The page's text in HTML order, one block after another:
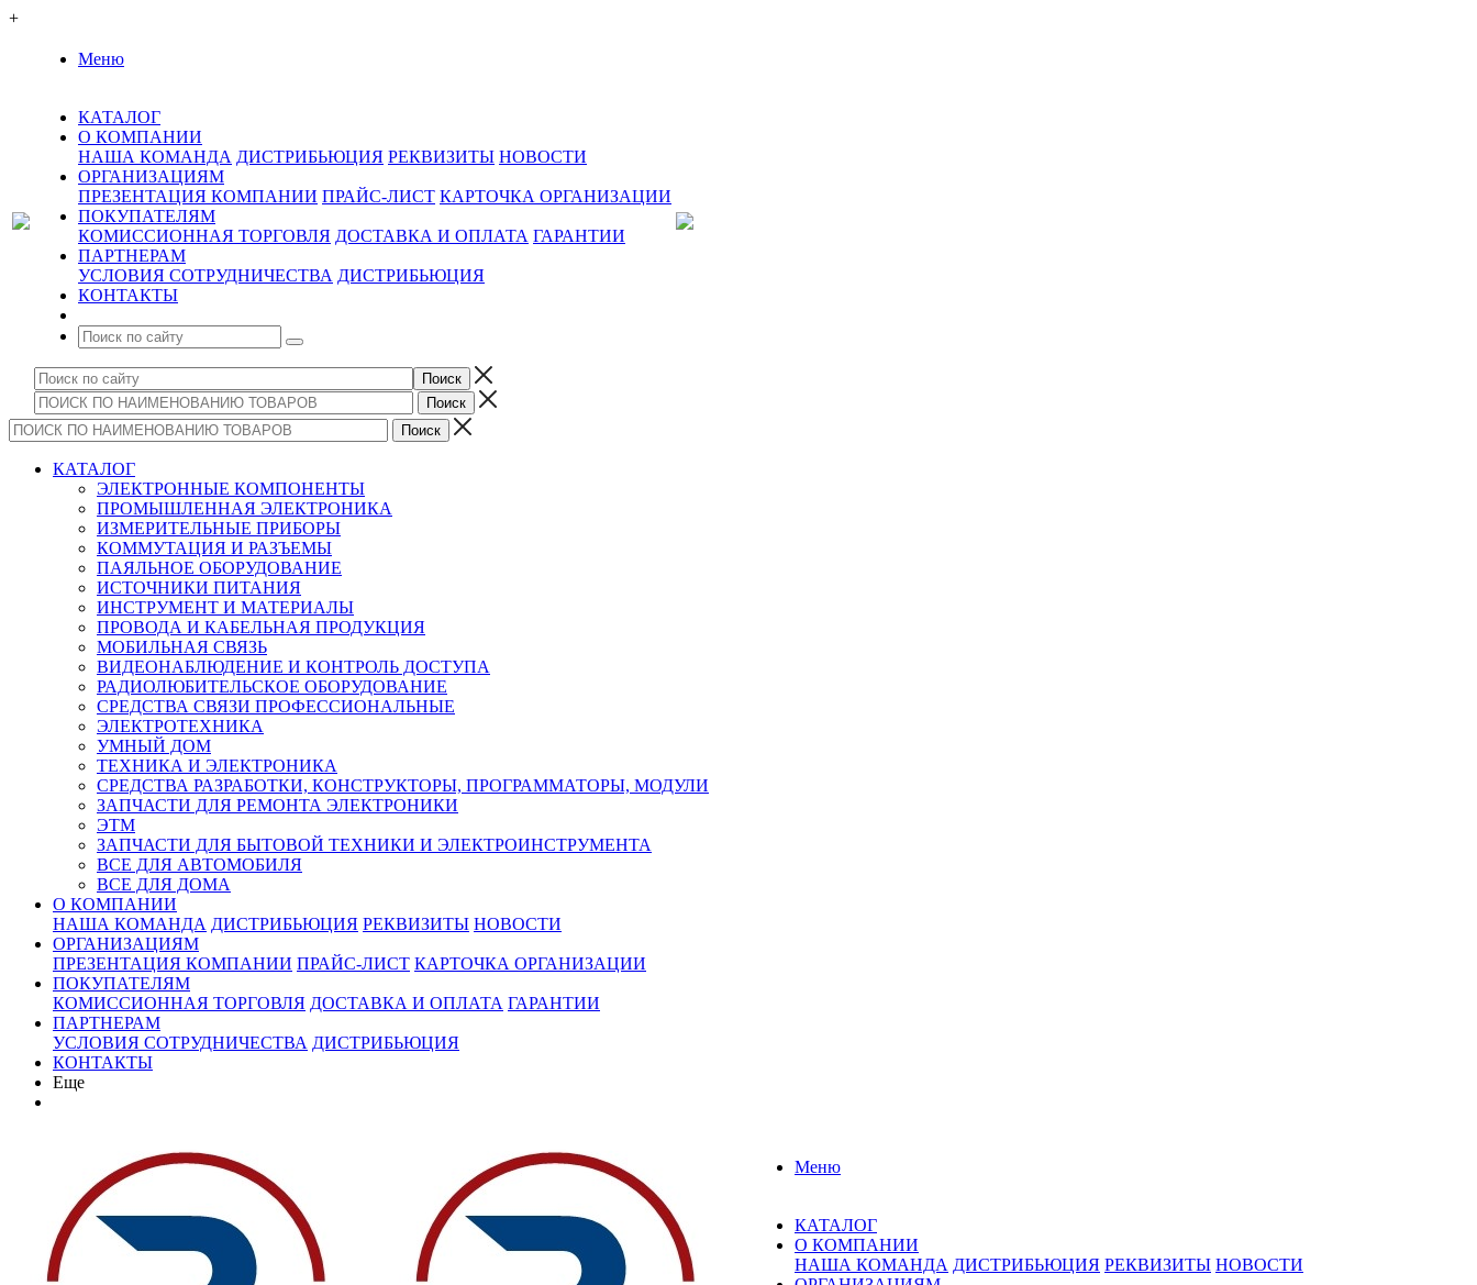
+
Меню
КАТАЛОГ
О КОМПАНИИ
НАША КОМАНДА ДИСТРИБЬЮЦИЯ РЕКВИЗИТЫ НОВОСТИ
ОРГАНИЗАЦИЯМ
ПРЕЗЕНТАЦИЯ КОМПАНИИ ПРАЙС-ЛИСТ КАРТОЧКА ОРГАНИЗАЦИИ
ПОКУПАТЕЛЯМ
КОМИССИОННАЯ ТОРГОВЛЯ ДОСТАВКА И ОПЛАТА ГАРАНТИИ
ПАРТНЕРАМ
УСЛОВИЯ СОТРУДНИЧЕСТВА ДИСТРИБЬЮЦИЯ
КОНТАКТЫ
КАТАЛОГ
ЭЛЕКТРОННЫЕ КОМПОНЕНТЫ
ПРОМЫШЛЕННАЯ ЭЛЕКТРОНИКА
ИЗМЕРИТЕЛЬНЫЕ ПРИБОРЫ
КОММУТАЦИЯ И РАЗЪЕМЫ
ПАЯЛЬНОЕ ОБОРУДОВАНИЕ
ИСТОЧНИКИ ПИТАНИЯ
ИНСТРУМЕНТ И МАТЕРИАЛЫ
ПРОВОДА И КАБЕЛЬНАЯ ПРОДУКЦИЯ
МОБИЛЬНАЯ СВЯЗЬ
ВИДЕОНАБЛЮДЕНИЕ И КОНТРОЛЬ ДОСТУПА
РАДИОЛЮБИТЕЛЬСКОЕ ОБОРУДОВАНИЕ
СРЕДСТВА СВЯЗИ ПРОФЕССИОНАЛЬНЫЕ
ЭЛЕКТРОТЕХНИКА
УМНЫЙ ДОМ
ТЕХНИКА И ЭЛЕКТРОНИКА
СРЕДСТВА РАЗРАБОТКИ, КОНСТРУКТОРЫ, ПРОГРАММАТОРЫ, МОДУЛИ
ЗАПЧАСТИ ДЛЯ РЕМОНТА ЭЛЕКТРОНИКИ
ЭТМ
ЗАПЧАСТИ ДЛЯ БЫТОВОЙ ТЕХНИКИ И ЭЛЕКТРОИНСТРУМЕНТА
ВСЕ ДЛЯ АВТОМОБИЛЯ
ВСЕ ДЛЯ ДОМА
О КОМПАНИИ
НАША КОМАНДА ДИСТРИБЬЮЦИЯ РЕКВИЗИТЫ НОВОСТИ
ОРГАНИЗАЦИЯМ
ПРЕЗЕНТАЦИЯ КОМПАНИИ ПРАЙС-ЛИСТ КАРТОЧКА ОРГАНИЗАЦИИ
ПОКУПАТЕЛЯМ
КОМИССИОННАЯ ТОРГОВЛЯ ДОСТАВКА И ОПЛАТА ГАРАНТИИ
ПАРТНЕРАМ
УСЛОВИЯ СОТРУДНИЧЕСТВА ДИСТРИБЬЮЦИЯ
КОНТАКТЫ
Еще
Меню
КАТАЛОГ
О КОМПАНИИ
НАША КОМАНДА ДИСТРИБЬЮЦИЯ РЕКВИЗИТЫ НОВОСТИ